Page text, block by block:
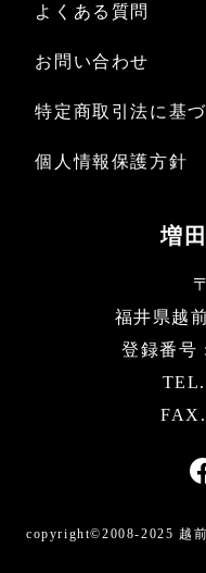
よくある質問
お問い合わせ
特定商取引法に基
個人情報保護方針
増
福井県越
登録番号
copyright©2008-2025 越